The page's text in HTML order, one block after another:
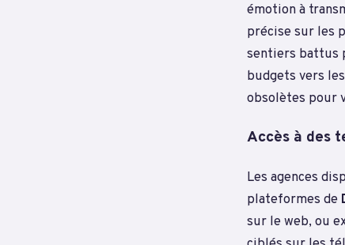
émotion à
précise sur les
sentiers battus
budgets vers
obsolètes pour
Accès à des
Les agences
plateformes de
sur le web, ou